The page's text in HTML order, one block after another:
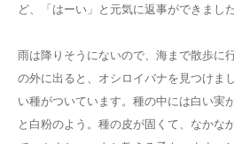
ど、「はーい」と元気に返事ができました
雨は降りそうにないので、海まで散歩に
の外に出ると、オシロイバナを見つけま
い種がついています。種の中には白い実
と白粉のよう。種の皮が固くて、なかな